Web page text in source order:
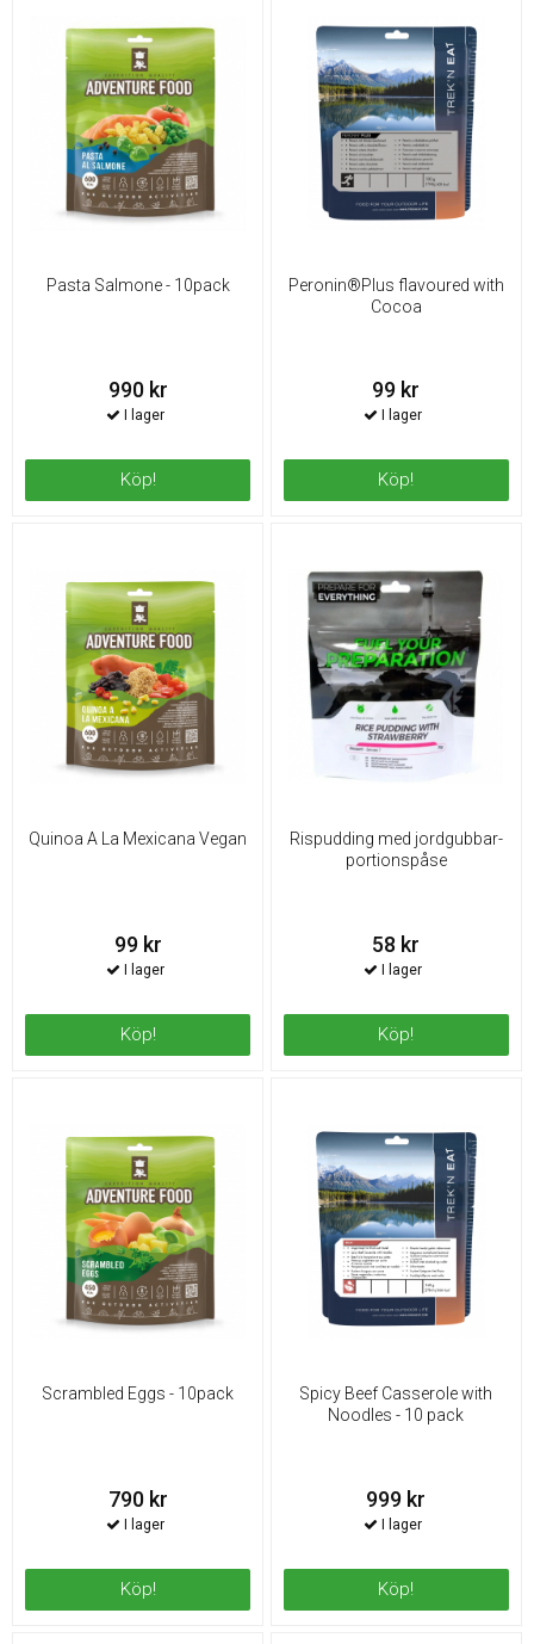
Pasta Salmone - 10pack
990 kr
Köp!
Peronin®Plus flavoured with
Cocoa
99 kr
Köp!
Quinoa A La Mexicana Vegan
99 kr
Köp!
Rispudding med jordgubbar-
portionspåse
58 kr
Köp!
Scrambled Eggs - 10pack
790 kr
Köp!
Spicy Beef Casserole with
Noodles - 10 pack
999 kr
Köp!